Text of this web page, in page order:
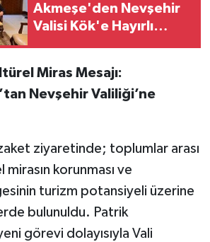
Akmeşe'den Nevşehir
Valisi Kök'e Hayırlı
Miras Mesajı:
Nevşehir Valiliği’ne
ziyaretinde; toplumlar arası
korunması ve
turizm potansiyeli üzerine
bulunuldu. Patrik
görevi dolayısıyla Vali